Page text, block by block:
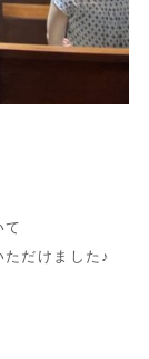
て
だけました♪